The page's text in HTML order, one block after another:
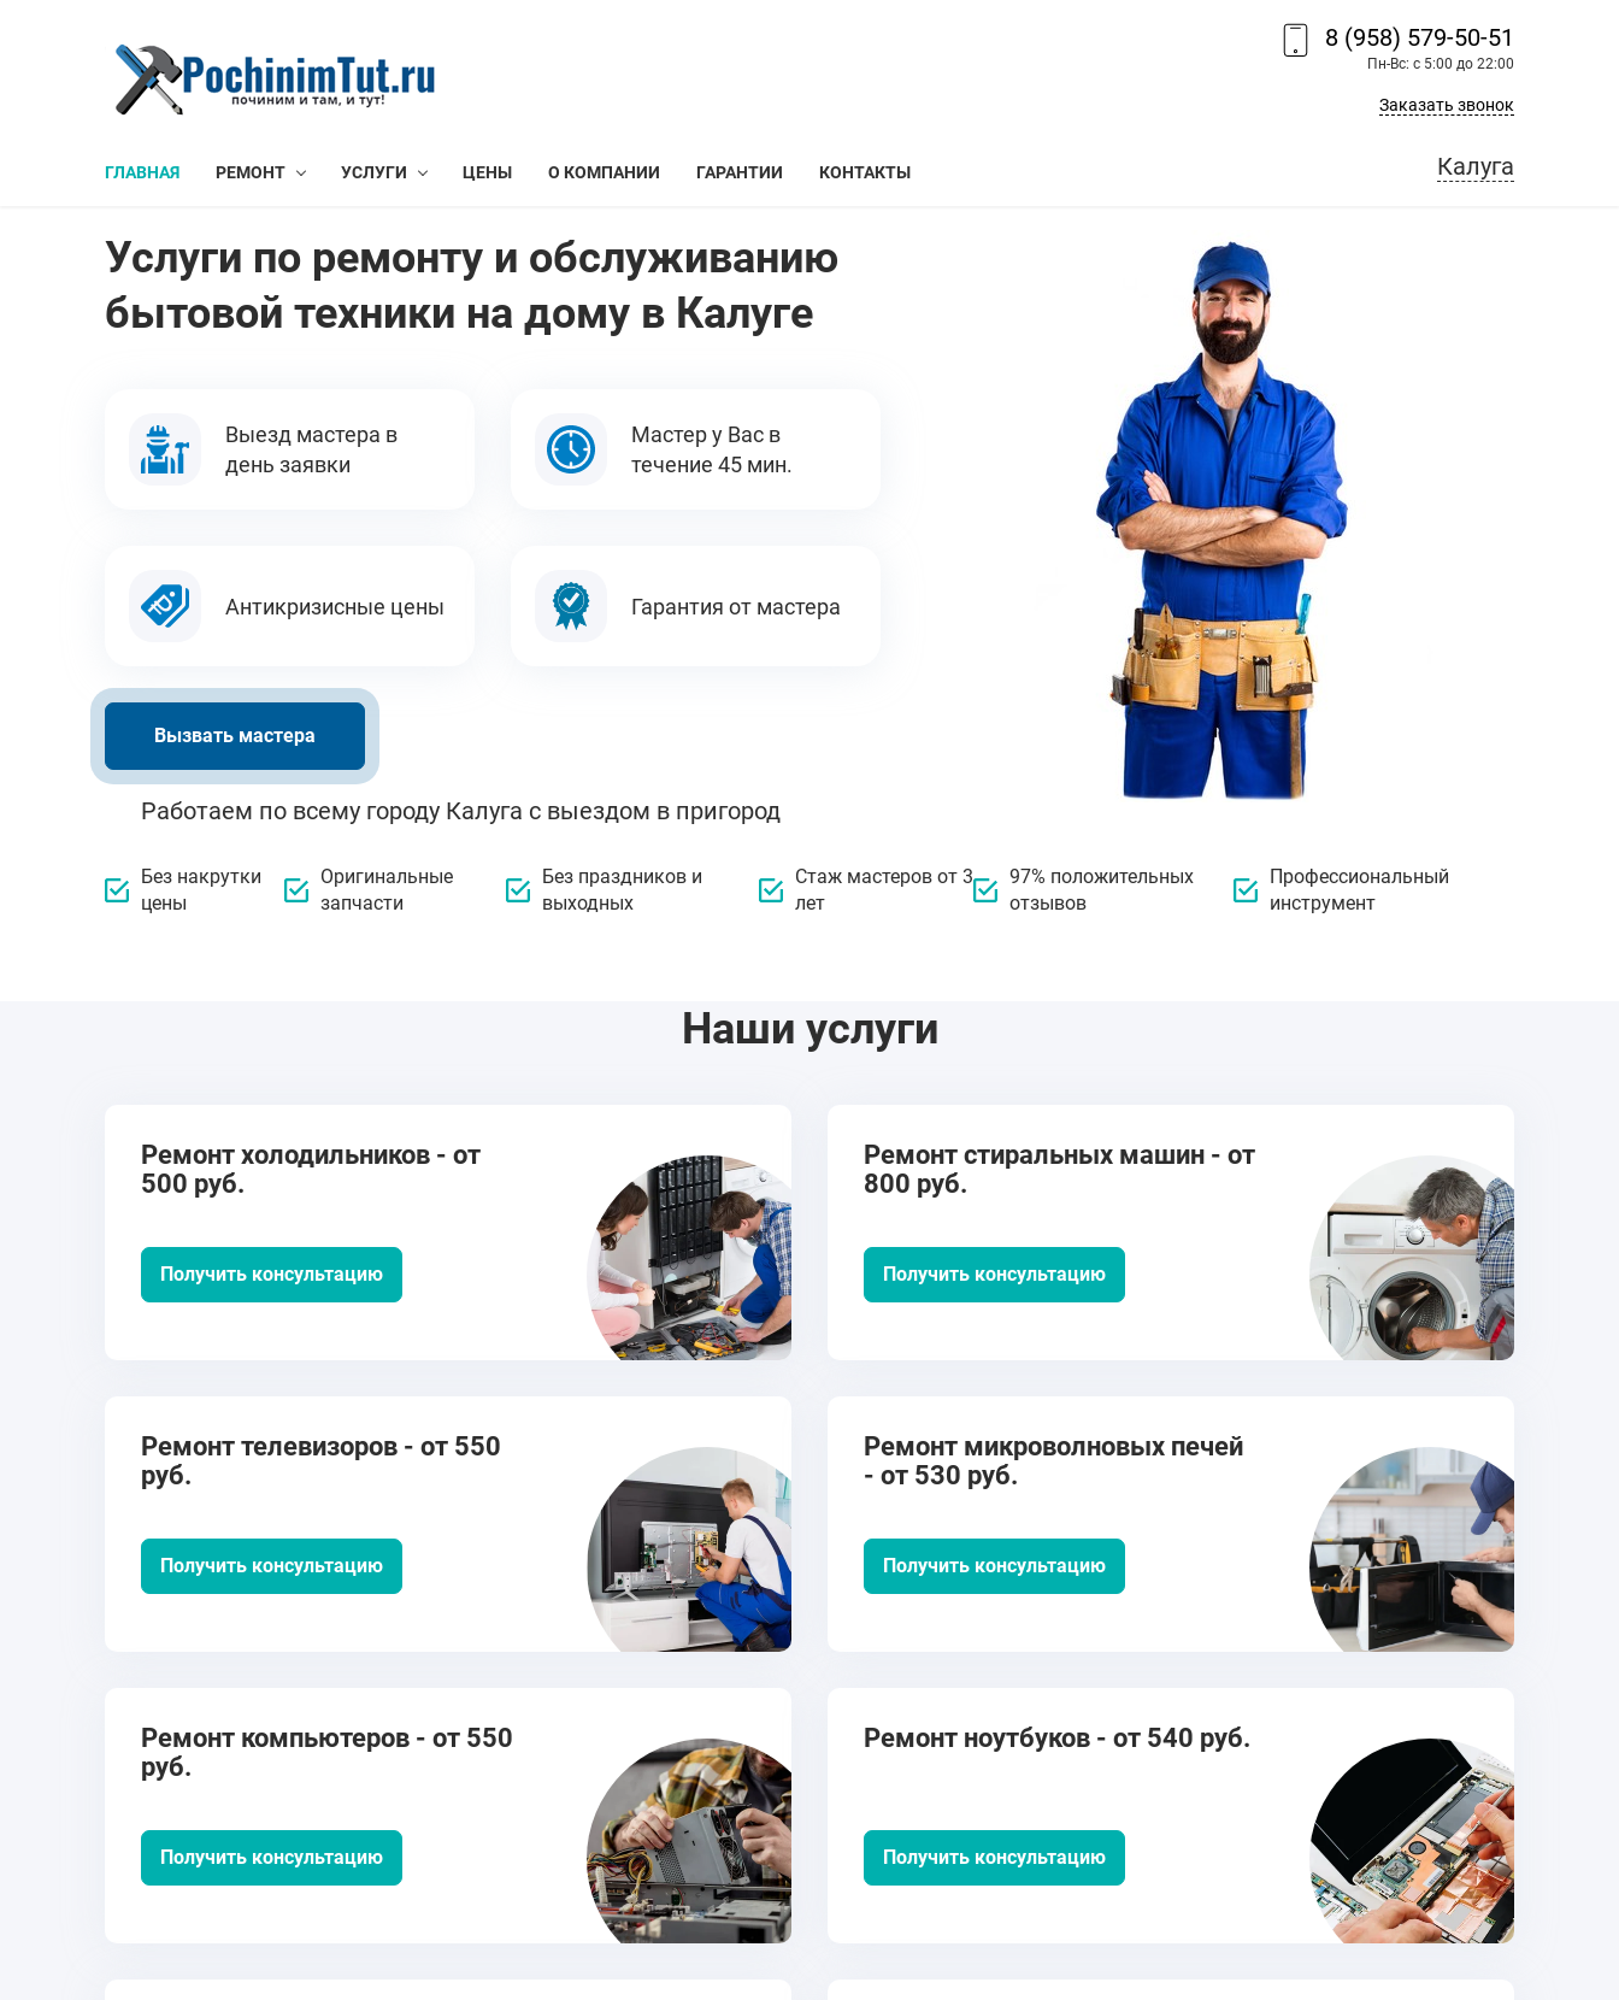
8 (958) 579-50-51
Пн-Вс: с 5:00 до 22:00
Заказать звонок
ГЛАВНАЯ РЕМОНТ УСЛУГИ ЦЕНЫ О КОМПАНИИ ГАРАНТИИ КОНТАКТЫ Калуга
Услуги по ремонту и обслуживанию
бытовой техники на дому в Калуге
Выезд мастера в
день заявки
Мастер у Вас в
течение 45 мин.
Антикризисные цены Гарантия от мастера
Вызвать мастера
Работаем по всему городу Калуга с выездом в пригород
Без накрутки
цены
Оригинальные
запчасти
Без праздников и
выходных
Стаж мастеров от 3
лет
97% положительных
отзывов
Профессиональный
инструмент
Наши услуги
Ремонт холодильников - от
500 руб.
Получить консультацию
Ремонт стиральных машин - от
800 руб.
Получить консультацию
Ремонт телевизоров - от 550
руб.
Получить консультацию
Ремонт микроволновых печей
- от 530 руб.
Получить консультацию
Ремонт компьютеров - от 550
руб.
Получить консультацию
Ремонт ноутбуков - от 540 руб.
Получить консультацию